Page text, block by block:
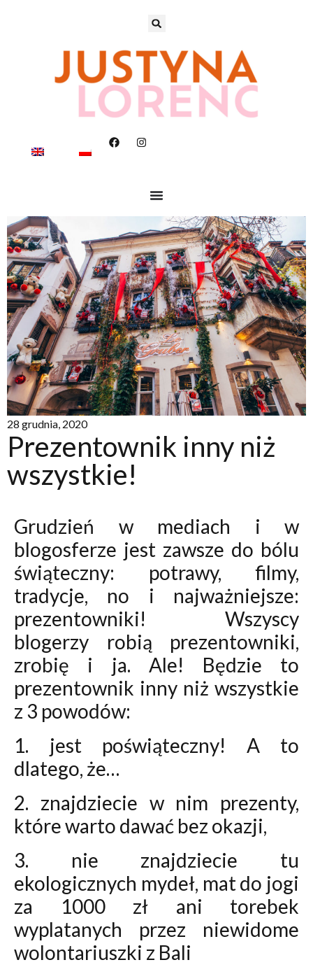
28 grudnia, 2020
Prezentownik inny niż
wszystkie!
Grudzień w mediach i w
blogosferze jest zawsze do bólu
świąteczny: potrawy, filmy,
tradycje, no i najważniejsze:
prezentowniki! Wszyscy
blogerzy robią prezentowniki,
zrobię i ja. Ale! Będzie to
prezentownik inny niż wszystkie
z 3 powodów:
1. jest poświąteczny! A to
dlatego, że…
2. znajdziecie w nim prezenty,
które warto dawać bez okazji,
3. nie znajdziecie tu
ekologicznych mydeł, mat do jogi
za 1000 zł ani torebek
wyplatanych przez niewidome
wolontariuszki z Bali